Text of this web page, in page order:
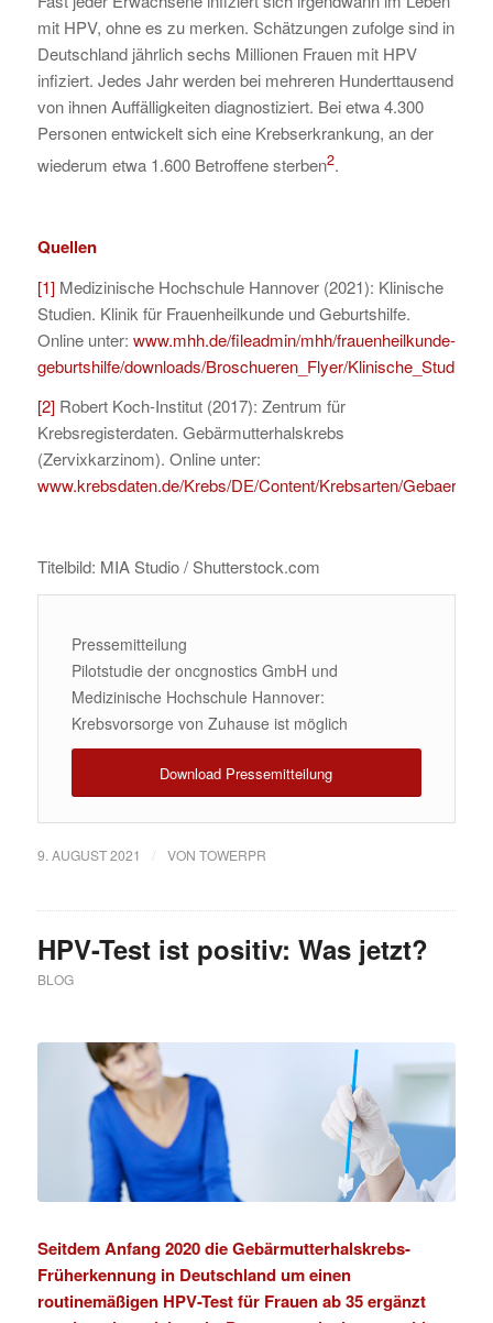
mit HPV, ohne es zu merken. Schätzungen zufolge sind in
Deutschland jährlich sechs Millionen Frauen mit HPV
infiziert. Jedes Jahr werden bei mehreren Hunderttausend
von ihnen Auffälligkeiten diagnostiziert. Bei etwa 4.300
Personen entwickelt sich eine Krebserkrankung, an der
wiederum etwa 1.600 Betroffene sterben2.
Quellen
[1]Medizinische Hochschule Hannover (2021): Klinische
Studien. Klinik für Frauenheilkunde und Geburtshilfe.
Online unter: www.mhh.de/fileadmin/mhh/frauenheilkunde-
geburtshilfe/downloads/Broschueren_Flyer/
[2]Robert Koch-Institut (2017): Zentrum für
Krebsregisterdaten. Gebärmutterhalskrebs
(Zervixkarzinom). Online unter:
www.krebsdaten.de/Krebs/DE/Content/Krebsarten/
Titelbild: MIA Studio / Shutterstock.com
Pressemitteilung
Pilotstudie der oncgnostics GmbH und
Medizinische Hochschule Hannover:
Krebsvorsorge von Zuhause ist möglich
Download Pressemitteilung
9. AUGUST 2021 / VON TOWERPR
HPV-Test ist positiv: Was jetzt?
BLOG
Seitdem Anfang 2020 dieGebärmutterhalskrebs-
Früherkennung in Deutschland um einen
routinemäßigen HPV-Test für Frauen ab 35 ergänzt